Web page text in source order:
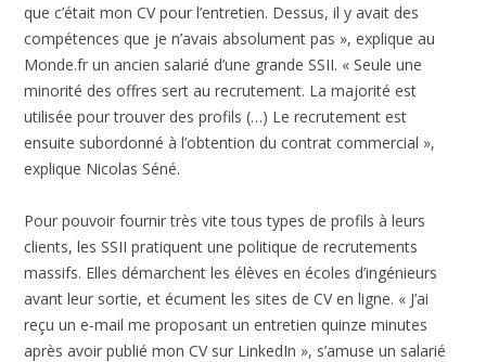
que c’était mon CV pour l’entretien. Dessus, il y avait des
compétences que je n’avais absolument pas », explique au
Monde.fr un ancien salarié d’une grande SSII. « Seule une
minorité des offres sert au recrutement. La majorité est
utilisée pour trouver des profils (…) Le recrutement est
ensuite subordonné à l’obtention du contrat commercial »,
explique Nicolas Séné.
Pour pouvoir fournir très vite tous types de profils à leurs
clients, les SSII pratiquent une politique de recrutements
massifs. Elles démarchent les élèves en écoles d’ingénieurs
avant leur sortie, et écument les sites de CV en ligne. « J’ai
reçu un e-mail me proposant un entretien quinze minutes
après avoir publié mon CV sur LinkedIn », s’amuse un salarié